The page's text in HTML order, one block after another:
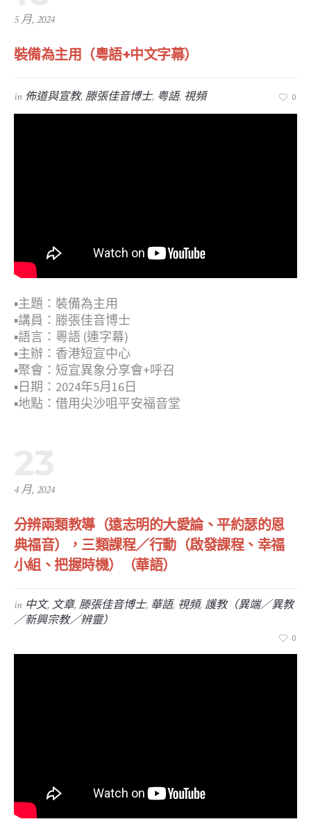
5 月, 2024
裝備為主用（粵語+中文字幕）
in 佈道與宣教,滕張佳音博士, 粤語, 視頻 0
▪︎主題：裝備為主用
▪︎講員：滕張佳音博士
▪︎語言：粵語 (連字幕)
▪︎主辦：香港短宣中心
▪︎聚會：短宣異象分享會+呼召
▪︎日期：2024年5月16日
▪︎地點：借用尖沙咀平安福音堂
4 月, 2024
分辨兩​類教導（遠志明的大愛論​、平約瑟的恩
典福音），三​類課程／行​動（啟發課程​、幸福
小組、把握時機）（華語）
in 中文,文章,滕張佳音博士, 華語, 視頻, 護教（異端／異教
／新興宗教／辨靈）
0